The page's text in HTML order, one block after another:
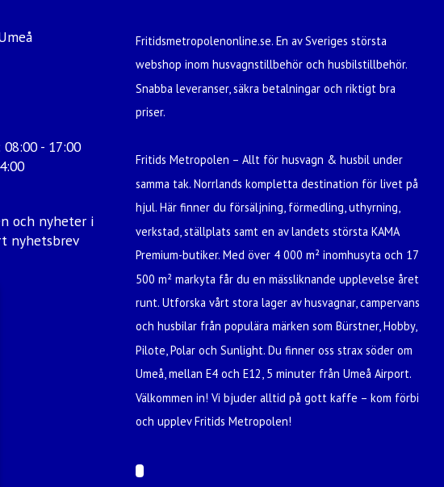
08:00 - 17:00
och nyheter i
nyhetsbrev
Fritidsmetropolenonline.se. En av Sveriges största
webshop inom husvagnstillbehör och husbilstillbehör.
Snabba leveranser, säkra betalningar och riktigt bra
priser.
Fritids Metropolen – Allt för husvagn & husbil under
samma tak. Norrlands kompletta destination för livet på
hjul. Här finner du försäljning, förmedling, uthyrning,
verkstad, ställplats samt en av landets största KAMA
Premium-butiker. Med över 4 000 m² inomhusyta och 17
500 m² markyta får du en mässliknande upplevelse året
runt. Utforska vårt stora lager av husvagnar, campervans
och husbilar från populära märken som Bürstner, Hobby,
Pilote, Polar och Sunlight. Du finner oss strax söder om
Umeå, mellan E4 och E12, 5 minuter från Umeå Airport.
Välkommen in! Vi bjuder alltid på gott kaffe – kom förbi
och upplev Fritids Metropolen!